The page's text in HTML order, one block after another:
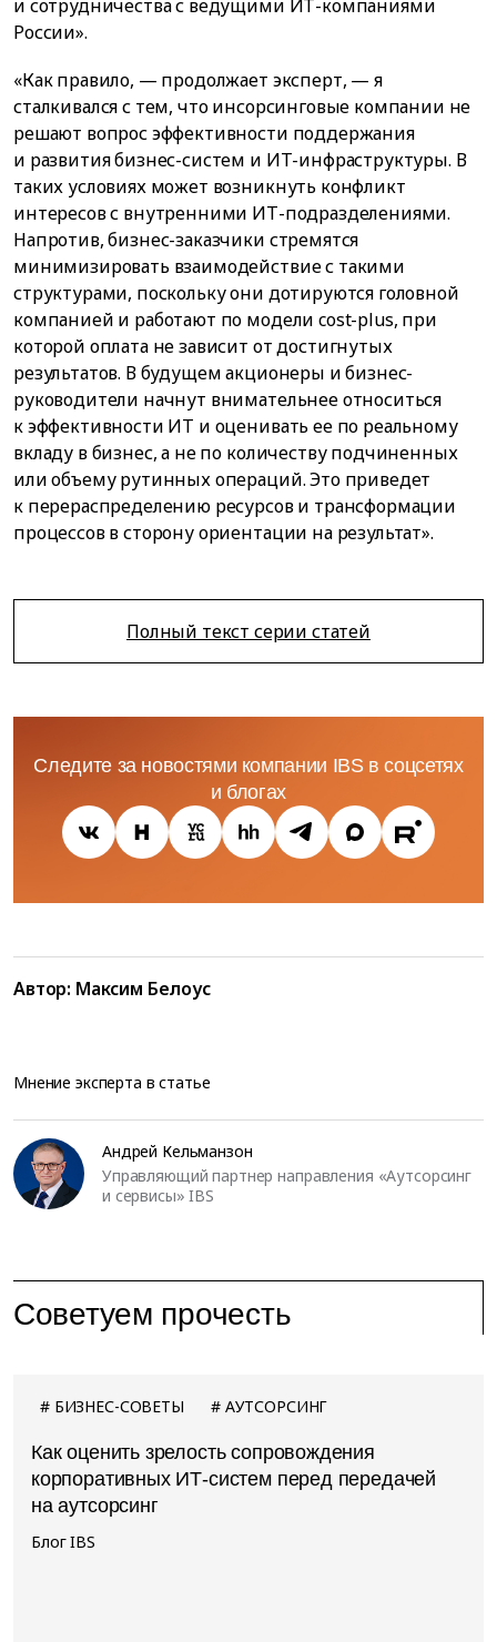
и сотрудничества с ведущими ИТ-компаниями
России».
«Как правило, — продолжает эксперт, — я
сталкивался с тем, что инсорсинговые компании не
решают вопрос эффективности поддержания
и развития бизнес-систем и ИТ-инфраструктуры. В
таких условиях может возникнуть конфликт
интересов с внутренними ИТ-подразделениями.
Напротив, бизнес-заказчики стремятся
минимизировать взаимодействие с такими
структурами, поскольку они дотируются головной
компанией и работают по модели cost-plus, при
которой оплата не зависит от достигнутых
результатов. В будущем акционеры и бизнес-
руководители начнут внимательнее относиться
к эффективности ИТ и оценивать ее по реальному
вкладу в бизнес, а не по количеству подчиненных
или объему рутинных операций. Это приведет
к перераспределению ресурсов и трансформации
процессов в сторону ориентации на результат».
Полный текст серии статей
Следите за новостями компании IBS в соцсетях
и блогах
Автор: Максим Белоус
Мнение эксперта в статье
Андрей Кельманзон
Управляющий партнер направления «Аутсорсинг
и сервисы» IBS
Советуем прочесть
БИЗНЕС-СОВЕТЫ АУТСОРСИНГ
Как оценить зрелость сопровождения
корпоративных ИТ-систем перед передачей
на аутсорсинг
Блог IBS